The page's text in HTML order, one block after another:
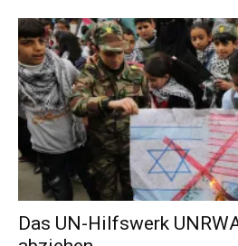
Das UN-Hilfswerk